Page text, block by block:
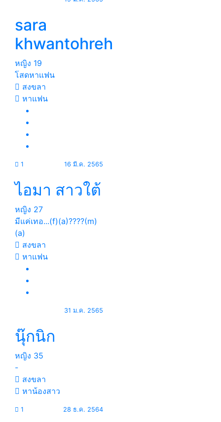
sara
khwantohreh
หญิง 19
โสดหาเเฟน
สงขลา
หาแฟน
1 16 มี.ค. 2565
ไอมา สาวใต้
หญิง 27
มีแค่เทอ...(f)(a)????(m)
(a)
สงขลา
หาแฟน
31 ม.ค. 2565
นุ๊กนิก
หญิง 35
-
สงขลา
หาน้องสาว
1 28 ธ.ค. 2564